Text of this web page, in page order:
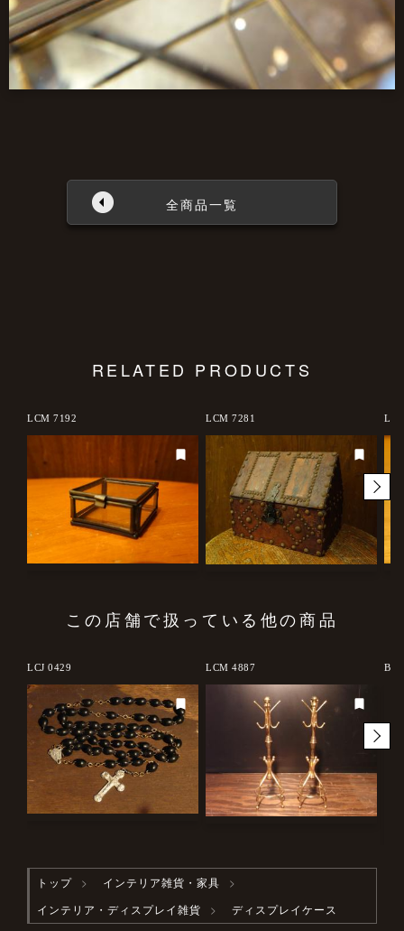
全商品一覧
RELATED PRODUCTS
LCM 7192 LCM 7281
この店舗で扱っている他の商品
LCJ 0429 LCM 4887
トップ
インテリア雑貨・家具
インテリア・ディスプレイ雑貨
ディスプレイケース